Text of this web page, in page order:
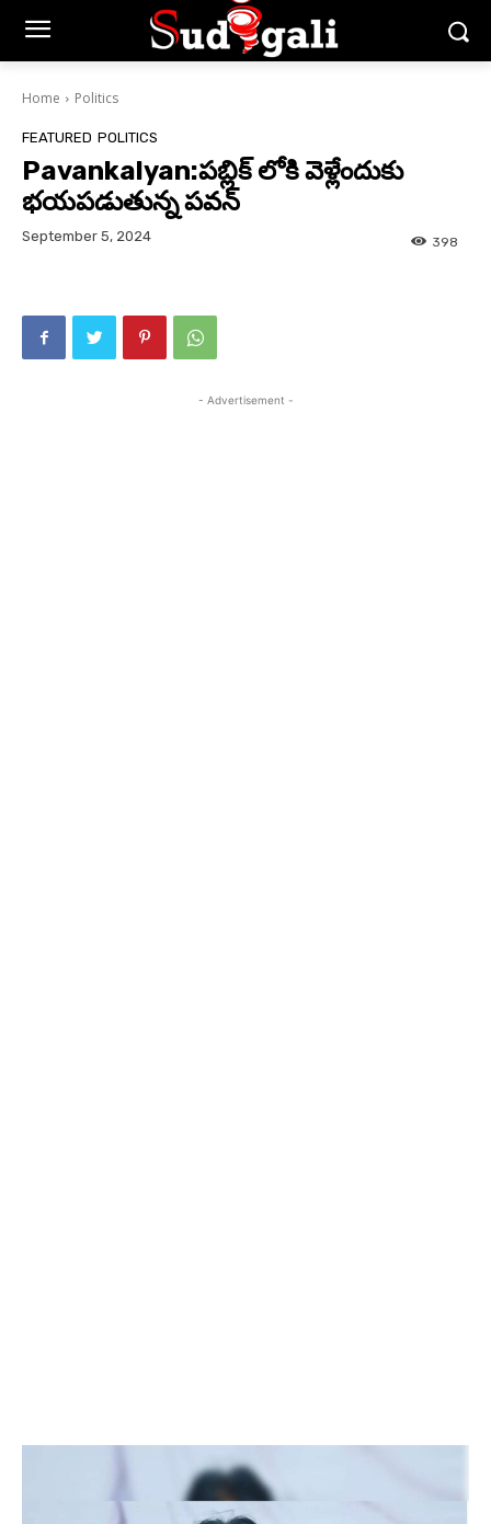
Home Politics
FEATURED POLITICS
Pavankalyan:పబ్లిక్ లోకి వెళ్లేందుకు
భయపడుతున్న పవన్
September 5, 2024 398
- Advertisement -